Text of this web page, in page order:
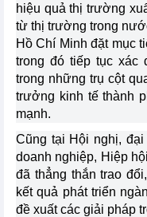
hiệu quả thị trường
từ thị trường trong
Hồ Chí Minh đặt mục
trong đó tiếp tục xác
trong những trụ cột
trưởng kinh tế thành
mạnh.
Cũng tại Hội nghị,
doanh nghiệp, Hiệp
đã thẳng thắn trao
kết quả phát triển
đề xuất các giải pháp